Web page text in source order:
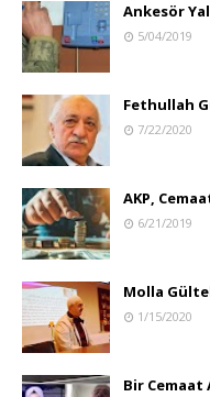
Ankesör
5/04/2019
Fethullah
7/22/2020
AKP,
6/21/2019
Molla
1/15/2020
Bir